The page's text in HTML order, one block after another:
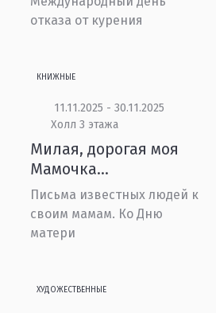
отказа от курения
КНИЖНЫЕ
11.11.2025 - 30.11.2025
Холл 3 этажа
Милая, дорогая моя
Мамочка…
Письма известных людей к
своим мамам. Ко Дню
матери
ХУДОЖЕСТВЕННЫЕ